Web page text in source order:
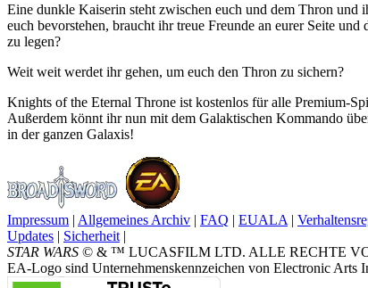
Eine dunkle Kaiserin steht zwischen euch und dem Thron
euch bevorstehen, braucht ihr treue Freunde an eurer Seite
zu legen?
Weit weit werdet ihr gehen, um euch den Thron zu sichern?
Knights of the Eternal Throne ist kostenlos für alle Premium-
Außerdem könnt ihr nun mit dem Galaktischen Kommando
in der ganzen Galaxis!
Impressum | Allgemeines Archiv | FAQ | EUALA |
Updates | Sicherheit |
STAR WARS © & ™ LUCASFILM LTD. ALLE RECHTE
EA-Logo sind Unternehmenskennzeichen von Electronic Arts